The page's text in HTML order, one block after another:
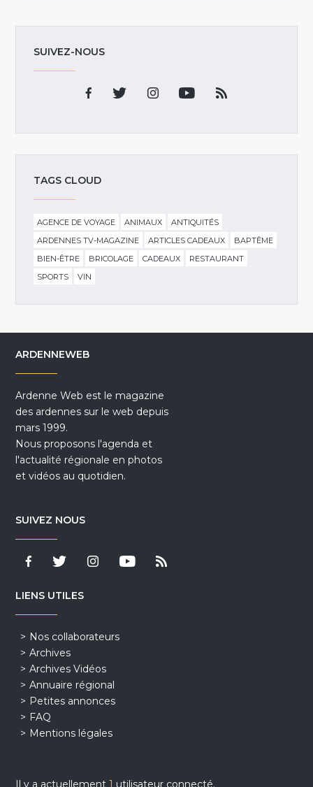
SUIVEZ-NOUS
TAGS CLOUD
AGENCE DE VOYAGE ANIMAUX
ANTIQUITÉS
ARDENNES TV-MAGAZINE
ARTICLES CADEAUX
BAPTÊME
BIEN-ÊTRE
BRICOLAGE CADEAUX
RESTAURANT
SPORTS
VIN
ARDENNEWEB
Ardenne Web est le magazine
des ardennes sur le web depuis
mars 1999.
Nous proposons l'agenda et
l'actualité régionale en photos
et vidéos au quotidien.
SUIVEZ NOUS
LIENS UTILES
Nos collaborateurs
Archives
Archives Vidéos
Annuaire régional
Petites annonces
FAQ
Mentions légales
Il y a actuellement1 utilisateur connecté.